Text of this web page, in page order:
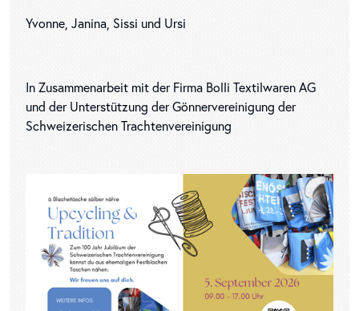
Yvonne, Janina, Sissi und Ursi
In Zusammenarbeit mit der Firma Bolli Textilwaren AG
und der Unterstützung der Gönnervereinigung der
Schweizerischen Trachtenvereinigung